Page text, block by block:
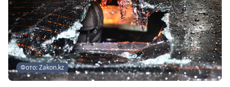
Фото: Zakon.kz